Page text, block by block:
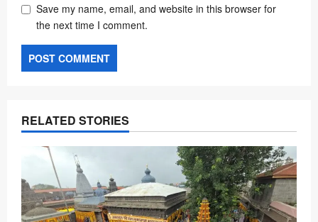
Save my name, email, and website in this browser for
the next time I comment.
RELATED STORIES